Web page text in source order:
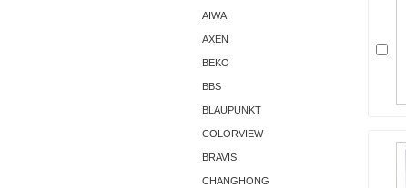
AIWA
AXEN
BEKO
BBS
BLAUPUNKT
COLORVIEW
BRAVIS
CHANGHONG